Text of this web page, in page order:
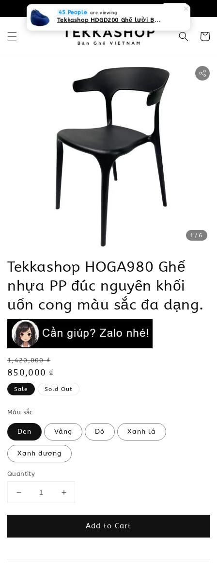
0931268840 Liên hệ với chúng tôi
1 /6
Tekkashop HOGA980 Ghế
nhựa PP đúc nguyên khối
uốn cong màu sắc đa dạng.
Regular
price
1,420,000 ₫
Sale
price
850,000 ₫
Sale Sold Out
Màu sắc
Đen Vàng Đỏ Xanh lá
Xanh dương
Quantity
Add to Cart
45 People are viewing
Tekkashop HDGD200 Ghế lười Beanbag form truyền thống, chất liệu Olefin canvas kháng nước, màu xanh biển, có thể sử dụng trong nhà và cả ngoài trời, có quai xách